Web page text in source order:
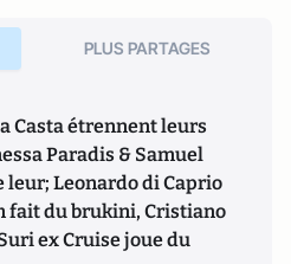
PLUS PARTAGES
Casta étrennent leurs
Paradis & Samuel
Leonardo di Caprio
fait du brukini, Cristiano
ex Cruise joue du